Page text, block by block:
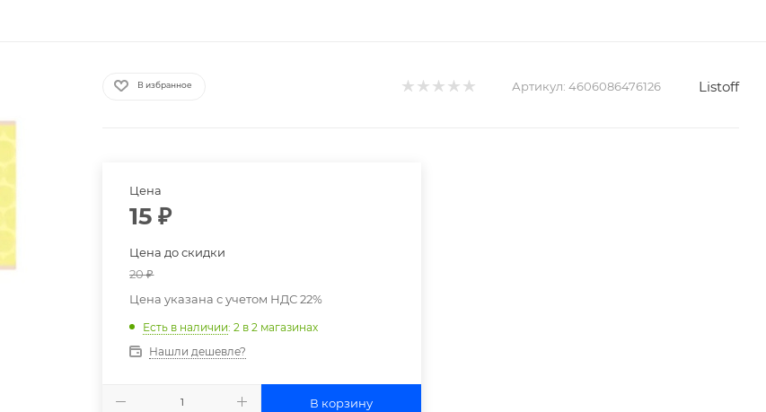
В избранное Артикул: 4606086476126 Listoff
Цена
15 ₽
Цена до скидки
20₽
Цена указана с учетом НДС 22%
Есть в наличии: 2 в 2 магазинах
Нашли дешевле?
В корзину